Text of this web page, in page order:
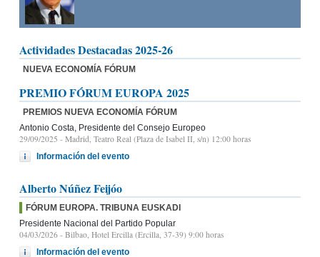
Actividades Destacadas 2025-26
NUEVA ECONOMÍA FÓRUM
PREMIO FÓRUM EUROPA 2025
PREMIOS NUEVA ECONOMÍA FÓRUM
Antonio Costa, Presidente del Consejo Europeo
29/09/2025 - Madrid, Teatro Real (Plaza de Isabel II, s/n) 12:00 horas
Información del evento
Alberto Núñez Feijóo
FÓRUM EUROPA. TRIBUNA EUSKADI
Presidente Nacional del Partido Popular
04/03/2026 - Bilbao, Hotel Ercilla (Ercilla, 37-39) 9:00 horas
Información del evento